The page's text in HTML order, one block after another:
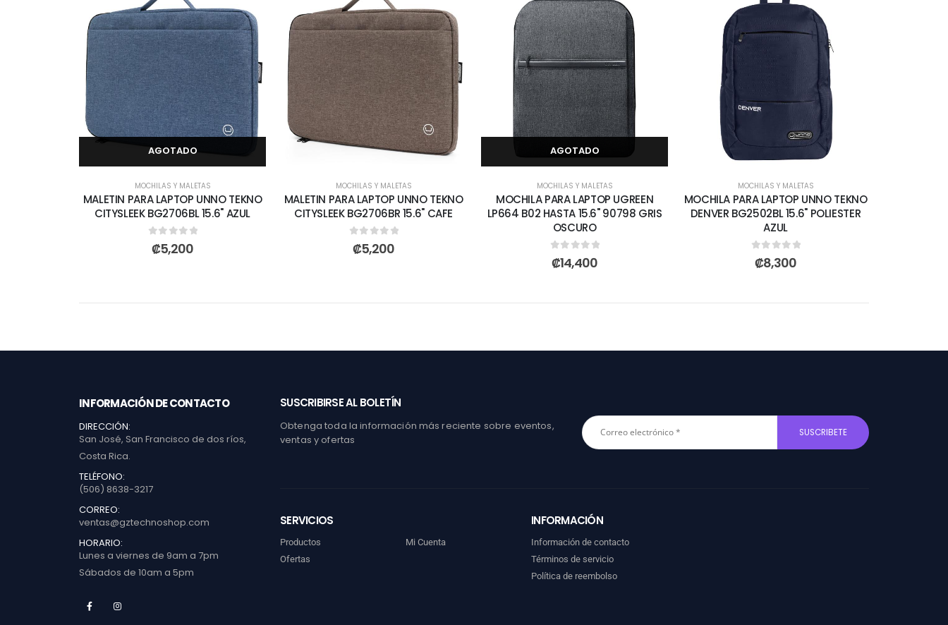
AGOTADO
MOCHILAS Y MALETAS
MALETIN PARA LAPTOP UNNO TEKNO
CITYSLEEK BG2706BL 15.6" AZUL
0out of 5
₡5,200
MOCHILAS Y MALETAS
MALETIN PARA LAPTOP UNNO TEKNO
CITYSLEEK BG2706BR 15.6" CAFE
0out of 5
₡5,200
AGOTADO
MOCHILAS Y MALETAS
MOCHILA PARA LAPTOP UGREEN
LP664 B02 HASTA 15.6" 90798 GRIS
OSCURO
0out of 5
₡14,400
MOCHILAS Y MALETAS
MOCHILA PARA LAPTOP UNNO TEKNO
DENVER BG2502BL 15.6" POLIESTER
AZUL
0out of 5
₡8,300
INFORMACIÓN DE CONTACTO
DIRECCIÓN:
San José, San Francisco de dos ríos,
Costa Rica.
TELÉFONO:
(506) 8638-3217
CORREO:
ventas@gztechnoshop.com
HORARIO:
Lunes a viernes de 9am a 7pm
Sábados de 10am a 5pm
SUSCRIBIRSE AL BOLETÍN
Obtenga toda la información más reciente sobre eventos,
ventas y ofertas
SERVICIOS
Productos
Ofertas
Mi Cuenta
INFORMACIÓN
Información de contacto
Términos de servicio
Política de reembolso